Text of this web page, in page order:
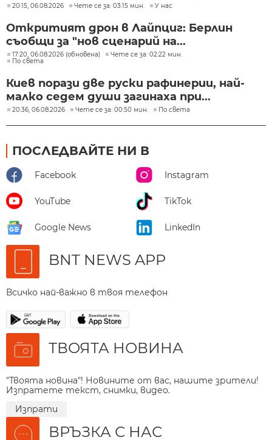
20:15, 06.08.2026 Чете се за: 03:15 мин. У нас
Откритият дрон в Лайпциг: Берлин
съобщи за "нов сценарий на...
17:20, 06.08.2026 (обновена)
Чете се за: 02:22 мин.
По света
Киев порази две руски рафинерии, най-
малко седем души загинаха при...
20:36, 06.08.2026 Чете се за: 00:50 мин. По света
ПОСЛЕДВАЙТЕ НИ В
Facebook Instagram
YouTube TikTok
Google News LinkedIn
BNT NEWS APP
Всичко най-важно в твоя телефон
ТВОЯТА НОВИНА
"Твоята новина"! Новините от вас, нашите зрители!
Изпратете текст, снимки, видео.
Изпрати
ВРЪЗКА С НАС